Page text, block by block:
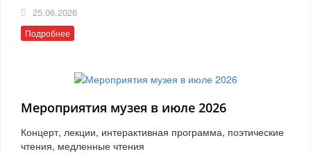
25.06.2026
Подробнее
Мероприятия музея в июле 2026
Концерт, лекции, интерактивная программа, поэтические
чтения, медленные чтения